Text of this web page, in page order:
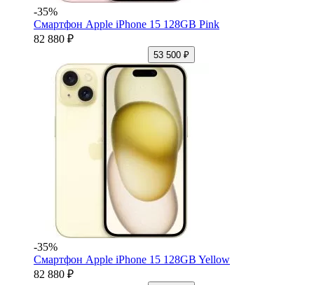
-35%
Смартфон Apple iPhone 15 128GB Pink
82 880 ₽
53 500 ₽
-35%
Смартфон Apple iPhone 15 128GB Yellow
82 880 ₽